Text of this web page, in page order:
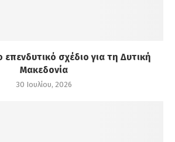
επενδυτικό σχέδιο για τη Δυτική
Μακεδονία
30 Ιουλίου, 2026